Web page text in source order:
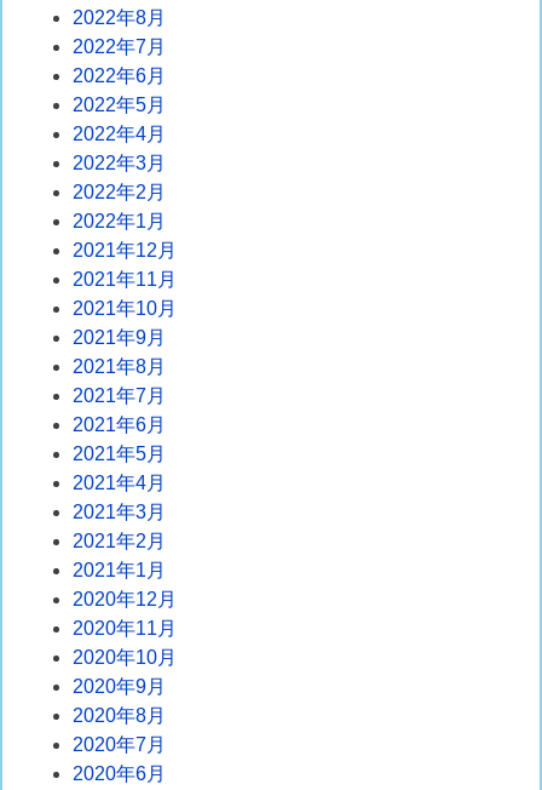
2022年8月
2022年7月
2022年6月
2022年5月
2022年4月
2022年3月
2022年2月
2022年1月
2021年12月
2021年11月
2021年10月
2021年9月
2021年8月
2021年7月
2021年6月
2021年5月
2021年4月
2021年3月
2021年2月
2021年1月
2020年12月
2020年11月
2020年10月
2020年9月
2020年8月
2020年7月
2020年6月